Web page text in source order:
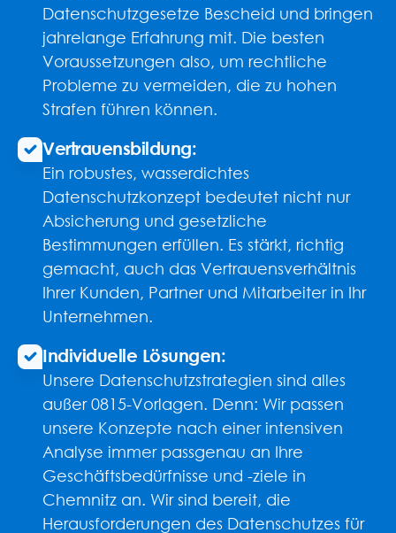
Datenschutzgesetze Bescheid und bringen
jahrelange Erfahrung mit. Die besten
Voraussetzungen also, um rechtliche
Probleme zu vermeiden, die zu hohen
Strafen führen können.
Vertrauensbildung:
Ein robustes, wasserdichtes
Datenschutzkonzept bedeutet nicht nur
Absicherung und gesetzliche
Bestimmungen erfüllen. Es stärkt, richtig
gemacht, auch das Vertrauensverhältnis
Ihrer Kunden, Partner und Mitarbeiter in Ihr
Unternehmen.
Individuelle Lösungen:
Unsere Datenschutzstrategien sind alles
außer 0815-Vorlagen. Denn: Wir passen
unsere Konzepte nach einer intensiven
Analyse immer passgenau an Ihre
Geschäftsbedürfnisse und -ziele in
Chemnitz an. Wir sind bereit, die
Herausforderungen des Datenschutzes für